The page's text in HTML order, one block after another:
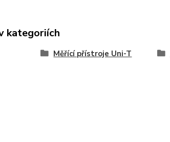
kategoriích
Měřící přístroje Uni-T